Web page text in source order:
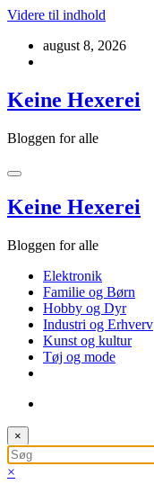
Videre til indhold
august 8, 2026
Keine Hexerei
Bloggen for alle
Keine Hexerei
Bloggen for alle
Elektronik
Familie og Børn
Hobby og Dyr
Industri og Erhverv
Kunst og kultur
Tøj og mode
×
×